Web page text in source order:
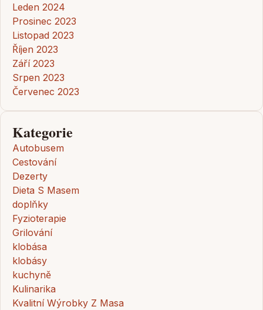
Leden 2024
Prosinec 2023
Listopad 2023
Říjen 2023
Září 2023
Srpen 2023
Červenec 2023
Kategorie
Autobusem
Cestování
Dezerty
Dieta S Masem
doplňky
Fyzioterapie
Grilování
klobása
klobásy
kuchyně
Kulinarika
Kvalitní Wýrobky Z Masa